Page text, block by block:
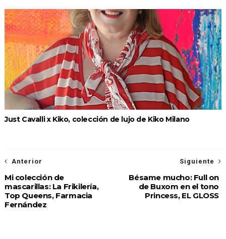
Just Cavalli x Kiko, colección de lujo de Kiko Milano
Siguiente
Bésame mucho: Full on
de Buxom en el tono
Princess, EL GLOSS
Anterior
Mi colección de
mascarillas: La Frikilería,
Top Queens, Farmacia
Fernández